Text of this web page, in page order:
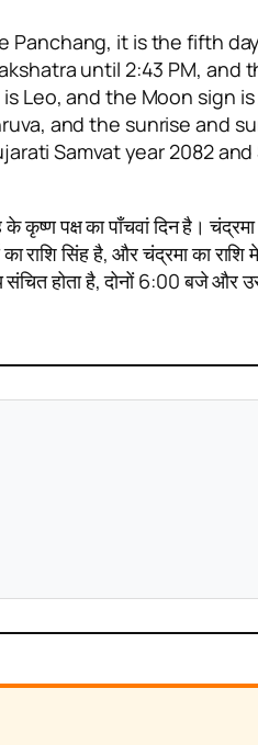
Panchang, it is the fifth
until 2:43 PM, and
Leo, and the Moon sign
and the sunrise and
Samvat year 2082 and
कृष्ण पक्ष का पाँचवां दिन है।
सिंह है, और चंद्रमा का राशि
संचित होता है, दोनों 6:00 बजे और